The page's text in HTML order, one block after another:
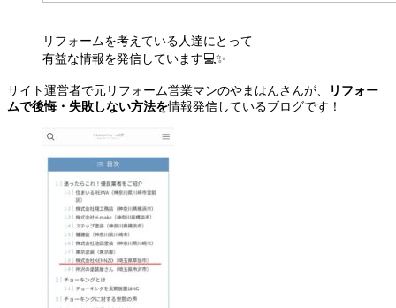
リフォームを考えている人達にとって
有益な情報を発信しています💻✨️
サイト運営者で元リフォーム営業マンのやまはんさんが、
リフォー
ムで後悔・失敗しない方法を情報発信しているブログです！